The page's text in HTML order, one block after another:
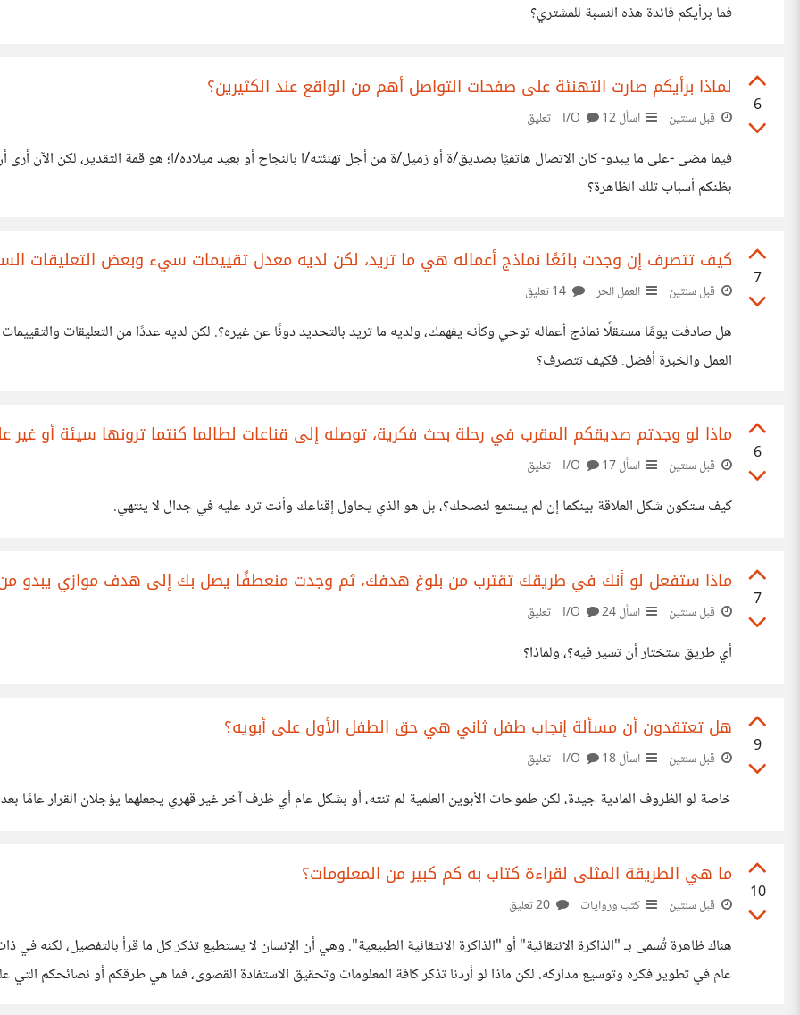
فما برأيكم فائدة هذه النسبة للمشتري؟
6
لماذا برأيكم صارت التهنئة على صفحات التواصل أهم من الواقع عند الكثيرين؟
قبل سنتين اسأل I/O12 تعليق
فيما مضى -على ما يبدو- كان الاتصال هاتفيًا بصديق/ة أو زميل/ة من أجل تهنئته/ا بالنجاح أو بعيد ميلاده/ا؛ هو قمة التقدير، لكن الآن أرى
بظنكم أسباب تلك الظاهرة؟
7
كيف تتصرف إن وجدت بائعًا نماذج أعماله هي ما تريد، لكن لديه معدل تقييمات سيء وبعض التعليقات
قبل سنتين العمل الحر
هل صادفت يومًا مستقلًا نماذج أعماله توحي وكأنه يفهمك، ولديه ما تريد بالتحديد دونًا عن غيره؟. لكن لديه عددًا من التعليقات
العمل والخبرة أفضل. فكيف تتصرف؟
6
ماذا لو وجدتم صديقكم المقرب في رحلة بحث فكرية، توصله إلى قناعات لطالما كنتما ترونها سيئة أو غير
قبل سنتين اسأل I/O17 تعليق
كيف ستكون شكل العلاقة بينكما إن لم يستمع لنصحك؟، بل هو الذي يحاول إقناعك وأنت ترد عليه في جدال لا ينتهي.
7
ماذا ستفعل لو أنك في طريقك تقترب من بلوغ هدفك، ثم وجدت منعطفًا يصل بك إلى هدف موازي يبدو
قبل سنتين اسأل I/O24 تعليق
أي طريق ستختار أن تسير فيه؟، ولماذا؟
9
هل تعتقدون أن مسألة إنجاب طفل ثاني هي حق الطفل الأول على أبويه؟
قبل سنتين اسأل I/O18 تعليق
خاصة لو الظروف المادية جيدة، لكن طموحات الأبوين العلمية لم تنته، أو بشكل عام أي ظرف آخر غير قهري يجعلهما يؤجلان القرار عامًا
10
ما هي الطريقة المثلى لقراءة كتاب به كم كبير من المعلومات؟
قبل سنتين كتب وروايات
هناك ظاهرة تُسمى بـ "الذاكرة الانتقائية" أو "الذاكرة الانتقائية الطبيعية". وهي أن الإنسان لا يستطيع تذكر كل ما قرأ بالتفصيل، لكنه
عام في تطوير فكره وتوسيع مداركه. لكن ماذا لو أردنا تذكر كافة المعلومات وتحقيق الاستفادة القصوى، فما هي طرقكم أو نصائحكم